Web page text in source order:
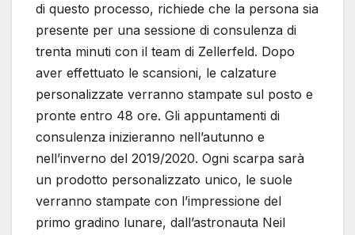
di questo processo, richiede che la persona sia
presente per una sessione di consulenza di
trenta minuti con il team di Zellerfeld. Dopo
aver effettuato le scansioni, le calzature
personalizzate verranno stampate sul posto e
pronte entro 48 ore. Gli appuntamenti di
consulenza inizieranno nell’autunno e
nell’inverno del 2019/2020. Ogni scarpa sarà
un prodotto personalizzato unico, le suole
verranno stampate con l’impressione del
primo gradino lunare, dall’astronauta Neil